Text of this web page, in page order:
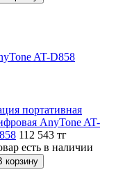
AT-D858
портативная
AnyTone AT-
112 543 тг
есть в наличии